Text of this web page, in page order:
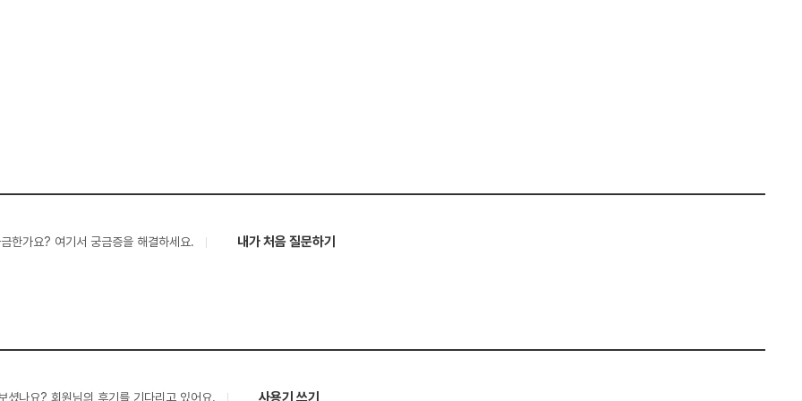
한가요? 여기서 궁금증을 해결하세요. 내가 처음 질문하기
셨나요? 회원님의 후기를 기다리고 있어요. 사용기 쓰기